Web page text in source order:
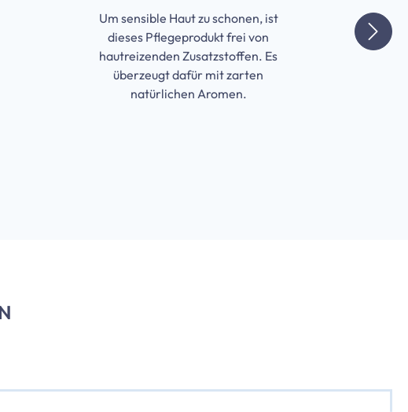
Um sensible Haut zu schonen, ist
dieses Pflegeprodukt frei von
hautreizenden Zusatzstoffen. Es
überzeugt dafür mit zarten
natürlichen Aromen.